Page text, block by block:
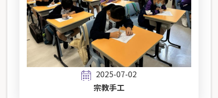
2025-07-02
宗教手工